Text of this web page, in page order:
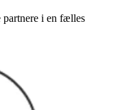
partnere i en fælles